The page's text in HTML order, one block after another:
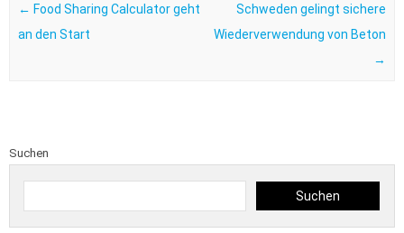
← Food Sharing Calculator geht
an den Start
Schweden gelingt sichere
Wiederverwendung von Beton
→
Suchen
Suchen